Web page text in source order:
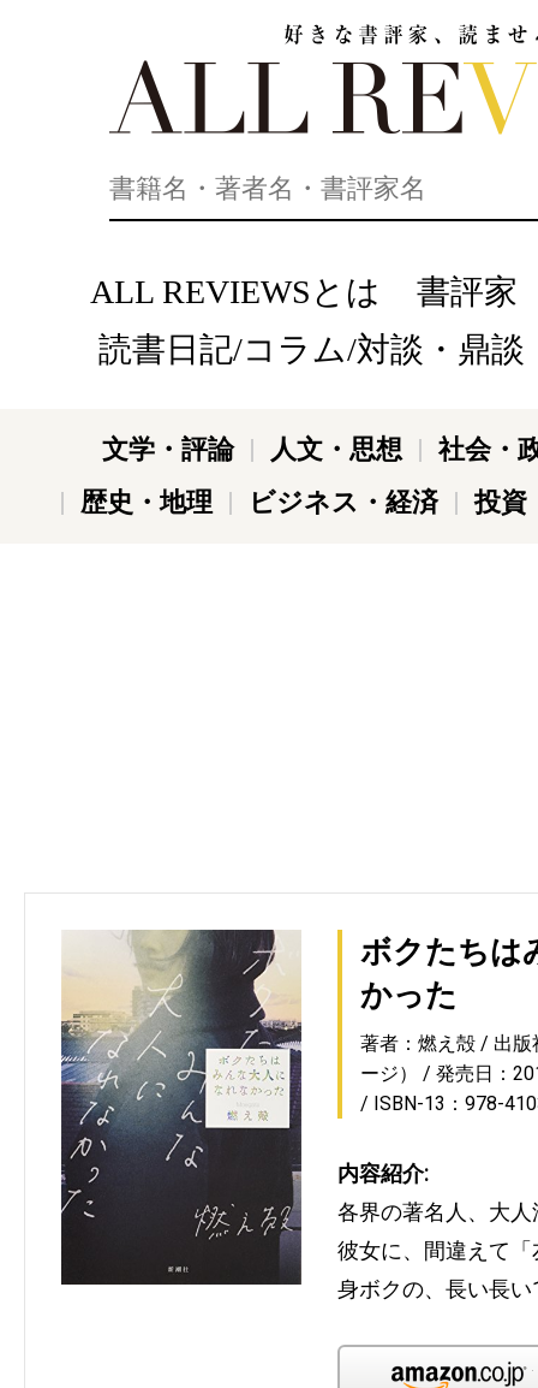
ALL REVIEWSとは
書評家
読書日記/コラム/対談・鼎談
文学・評論 人文・思想
社会・
歴史・地理
ビジネス・経済 投資
ボクたちは
かった
著者：燃え殻
出版
ージ）
発売日：
ISBN-13：978-
内容紹介:
各界の著名人、大
彼女に、間違えて
身ボクの、長い長